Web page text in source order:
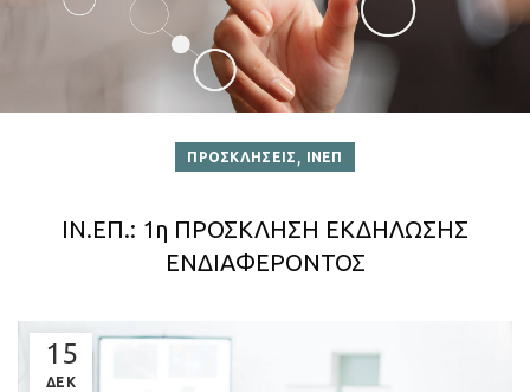
ΠΡΟΣΚΛΗΣΕΙΣ , ΙΝΕΠ
ΙΝ.ΕΠ.: 1η ΠΡΟΣΚΛΗΣΗ ΕΚΔΗΛΩΣΗΣ
ΕΝΔΙΑΦΕΡΟΝΤΟΣ
15
ΔΕΚ